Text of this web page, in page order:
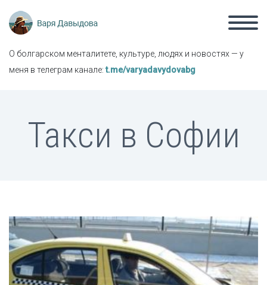
О болгарском менталитете, культуре, людях и новостях — у
меня в телеграм канале:t.me/varyadavydovabg
Такси в Софии